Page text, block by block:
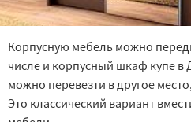
Корпусную мебель можно
числе и корпусный шкаф купе в
можно перевезти в другое
Это классический вариант